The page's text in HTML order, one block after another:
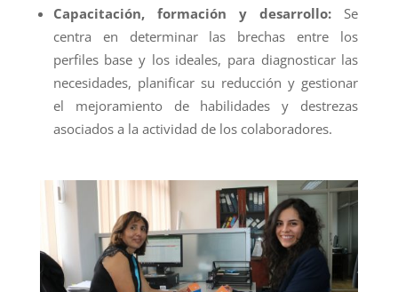
Capacitación, formación y desarrollo: Se
centra en determinar las brechas entre los
perfiles base y los ideales, para diagnosticar las
necesidades, planificar su reducción y gestionar
el mejoramiento de habilidades y destrezas
asociados a la actividad de los colaboradores.